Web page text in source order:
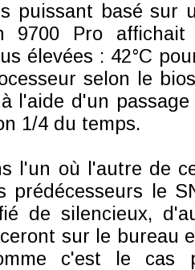
puissant basé sur
9700 Pro
élevées : 42°C
selon le
l'aide d'un
1/4 du temps.
l'un où l'autre de
prédécesseurs le
de silencieux,
sur le bureau
c'est le cas